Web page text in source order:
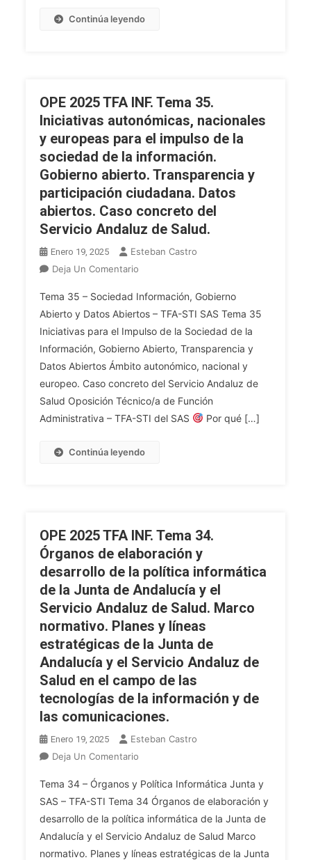
Organizativo
Continúa leyendo
OPE 2025 TFA INF. Tema 35.
Iniciativas autonómicas, nacionales
y europeas para el impulso de la
sociedad de la información.
Gobierno abierto. Transparencia y
participación ciudadana. Datos
abiertos. Caso concreto del
Servicio Andaluz de Salud.
Enero 19, 2025
Esteban Castro
Deja Un Comentario
2025
TFA
INF.
Tema
35.
Iniciativas
Autonómicas,
Nacionales
Sociedad
De
La
Información.
Gobierno
Abierto.
Transparencia
Y
Participación
Ciudadana.
Datos
Abiertos.
Servicio
Andaluz
De
Tema 35 – Sociedad Información, Gobierno
Abierto y Datos Abiertos – TFA-STI SAS Tema 35
Iniciativas para el Impulso de la Sociedad de la
Información, Gobierno Abierto, Transparencia y
Datos Abiertos Ámbito autonómico, nacional y
europeo. Caso concreto del Servicio Andaluz de
Salud Oposición Técnico/a de Función
Administrativa – TFA-STI del SAS
Por qué […]
Continúa leyendo
OPE 2025 TFA INF. Tema 34.
Órganos de elaboración y
desarrollo de la política informática
de la Junta de Andalucía y el
Servicio Andaluz de Salud. Marco
normativo. Planes y líneas
estratégicas de la Junta de
Andalucía y el Servicio Andaluz de
Salud en el campo de las
tecnologías de la información y de
las comunicaciones.
Enero 19, 2025
Esteban Castro
Deja Un Comentario
2025
TFA
INF.
Tema
34.
Tema 34 – Órganos y Política Informática Junta y
SAS – TFA-STI Tema 34 Órganos de elaboración y
desarrollo de la política informática de la Junta de
Andalucía y el Servicio Andaluz de Salud Marco
normativo. Planes y líneas estratégicas de la Junta